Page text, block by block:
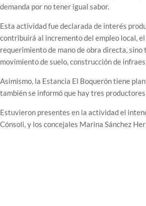
demanda por no tener igual sabor.
Esta actividad fue declarada de interés
contribuirá al incremento del empleo local,
requerimiento de mano de obra directa,
movimiento de suelo, construcción de
Asimismo, la Estancia El Boquerón tiene
también se informó que hay tres
Estuvieron presentes en la actividad el
Cónsoli, y los concejales Marina Sánchez